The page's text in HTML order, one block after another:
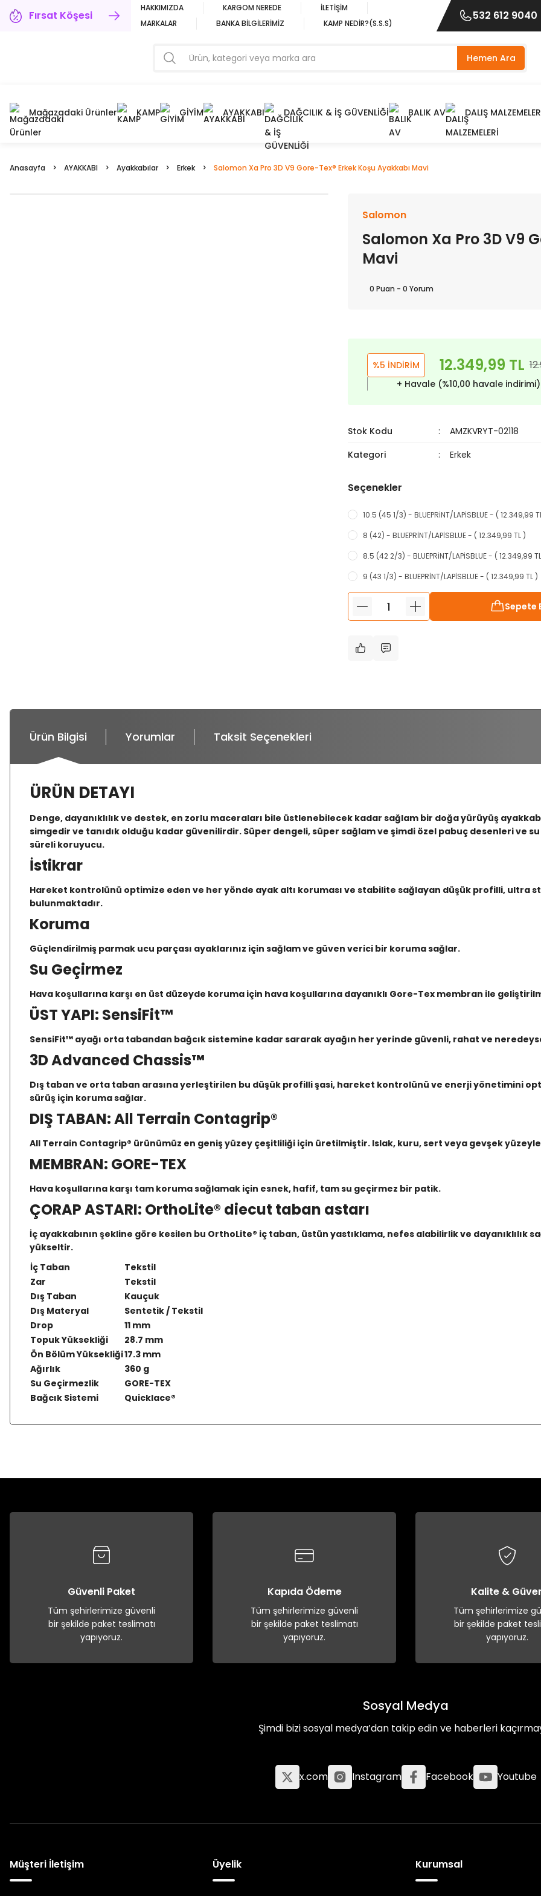
Fırsat Köşesi
HAKKIMIZDA KARGOM NEREDE
İLETİŞİM
MARKALAR
BANKA BİLGİLERİMİZ KAMP NEDİR?(S.S.S)
532 612 9040
Hemen Ara
Mağazadaki Ürünler KAMP GİYİM AYAKKABI DAĞCILIK & İŞ GÜVENLİĞİ BALIK AV DALIŞ
Anasayfa AYAKKABI Ayakkabılar Erkek Salomon Xa Pro 3D V9 Gore-Tex® Erkek Koşu Ayakkabı Mavi
Salomon
Salomon Xa Pro 3D V9
Mavi
0 Puan - 0 Yorum
%5 İNDİRİM 12.349,99 TL
+ Havale (%10,00 havale indirimi)
Stok Kodu
AMZKVRYT-02118
Kategori
Erkek
Seçenekler
10.5 (45 1/3) - BLUEPRİNT/LAPİSBLUE - ( 12.349,99
8 (42) - BLUEPRİNT/LAPİSBLUE - ( 12.349,99 TL )
8.5 (42 2/3) - BLUEPRİNT/LAPİSBLUE - ( 12.349,99
9 (43 1/3) - BLUEPRİNT/LAPİSBLUE - ( 12.349,99 TL )
Sepete
Ürün Bilgisi Yorumlar Taksit Seçenekleri
ÜRÜN DETAYI
Denge, dayanıklılık ve destek, en zorlu maceraları bile üstlenebilecek kadar sağlam bir doğa yürüyüş
simgedir ve tanıdık olduğu kadar güvenilirdir. Süper dengeli, süper sağlam ve şimdi özel pabuç desenleri ve
süreli koruyucu.
İstikrar
Hareket kontrolünü optimize eden ve her yönde ayak altı koruması ve stabilite sağlayan düşük profilli, ultra
bulunmaktadır.
Koruma
Güçlendirilmiş parmak ucu parçası ayaklarınız için sağlam ve güven verici bir koruma sağlar.
Su Geçirmez
Hava koşullarına karşı en üst düzeyde koruma için hava koşullarına dayanıklı Gore-Tex membran ile
ÜST YAPI: SensiFit™
SensiFit™ ayağı orta tabandan bağcık sistemine kadar sararak ayağın her yerinde güvenli, rahat ve
3D Advanced Chassis™
Dış taban ve orta taban arasına yerleştirilen bu düşük profilli şasi, hareket kontrolünü ve enerji yönetimini
sürüş için koruma sağlar.
DIŞ TABAN: All Terrain Contagrip®
All Terrain Contagrip® ürünümüz en geniş yüzey çeşitliliği için üretilmiştir. Islak, kuru, sert veya gevşek
MEMBRAN: GORE-TEX
Hava koşullarına karşı tam koruma sağlamak için esnek, hafif, tam su geçirmez bir patik.
ÇORAP ASTARI: OrthoLite® diecut taban astarı
İç ayakkabının şekline göre kesilen bu OrthoLite® iç taban, üstün yastıklama, nefes alabilirlik ve dayanıklılık
yükseltir.
İç Taban
Tekstil
Zar
Tekstil
Dış Taban
Kauçuk
Dış Materyal
Sentetik / Tekstil
Drop
11 mm
Topuk Yüksekliği
28.7 mm
Ön Bölüm Yüksekliği17.3 mm
Ağırlık
360 g
Su Geçirmezlik
GORE-TEX
Bağcık Sistemi
Quicklace®
Güvenli Paket
Tüm şehirlerimize güvenli
bir şekilde paket teslimatı
yapıyoruz.
Kapıda Ödeme
Tüm şehirlerimize güvenli
bir şekilde paket teslimatı
yapıyoruz.
Kalite &
Tüm şehirlerimize
bir şekilde paket
yapıyoruz.
Sosyal Medya
Şimdi bizi sosyal medya’dan takip edin ve haberleri
x.com Instagram Facebook Youtube
Müşteri İletişim Üyelik Kurumsal